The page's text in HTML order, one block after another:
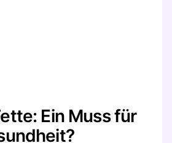
Ein Muss für